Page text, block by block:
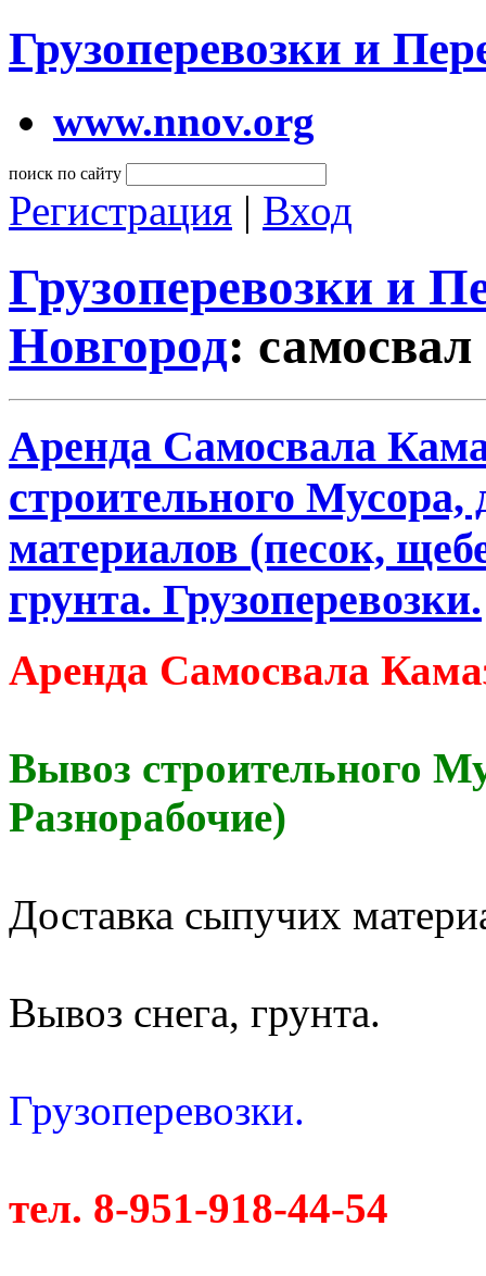
Грузоперевозки и
www.nnov.org
поиск по сайту
Регистрация | Вход
Грузоперевозки и
Новгород: самосвал
Аренда Самосвала
строительного Мусора,
материалов (песок,
грунта. Грузоперевозки.
Аренда Самосвала
Вывоз строительного
Разнорабочие)
Доставка сыпучих
Вывоз снега, грунта.
Грузоперевозки.
тел. 8-951-918-44-54